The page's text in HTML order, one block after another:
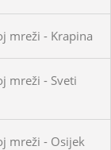
mreži - Krapina
mreži - Sveti
mreži - Osijek